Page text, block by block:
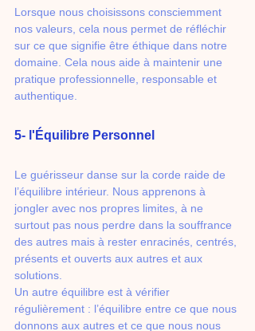
Lorsque nous choisissons consciemment
nos valeurs, cela nous permet de réfléchir
sur ce que signifie être éthique dans notre
domaine. Cela nous aide à maintenir une
pratique professionnelle, responsable et
authentique.
5- l'Équilibre Personnel
Le guérisseur danse sur la corde raide de
l’équilibre intérieur. Nous apprenons à
jongler avec nos propres limites, à ne
surtout pas nous perdre dans la souffrance
des autres mais à rester enracinés, centrés,
présents et ouverts aux autres et aux
solutions.
Un autre équilibre est à vérifier
régulièrement : l’équilibre entre ce que nous
donnons aux autres et ce que nous nous